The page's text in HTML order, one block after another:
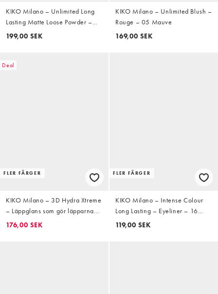
KIKO Milano – Unlimited Long
Lasting Matte Loose Powder –
Matt, löst puder
199,00 SEK
KIKO Milano – Unlimited Blush –
Rouge – 05 Mauve
169,00 SEK
Deal
FLER FÄRGER
KIKO Milano – 3D Hydra Xtreme
– Läppglans som gör läpparna
fylligare – 01 Pink Glacier
176,00 SEK
FLER FÄRGER
KIKO Milano – Intense Colour
Long Lasting – Eyeliner – 16
Black
119,00 SEK